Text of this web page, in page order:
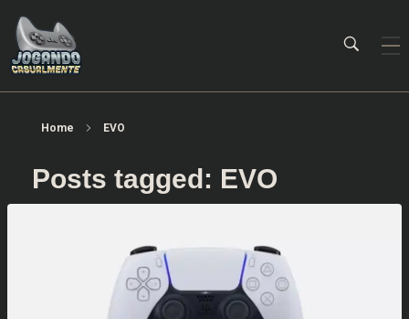
Home EVO
Posts tagged: EVO